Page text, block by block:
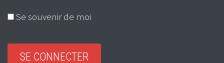
Se souvenir de moi